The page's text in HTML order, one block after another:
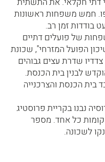
חמש משפחות ראשונות
בודדות זמן רב.
משפחות של פועלים דתיים
הפועל המזרחי", שכונת
שדרת עצים גבוהים
לבנין בית הכנסת.
בית הכנסת והצרכנייה
מרוסיה נבנו בקריית פרוסטיג
קומות כל אחד. מספר
לשכונה.